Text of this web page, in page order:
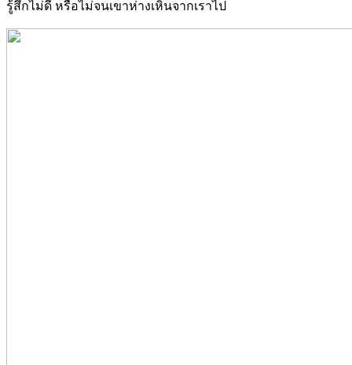
รู้สึกไม่ดี หรือไม่จนเขาห่างเหินจากเราไป